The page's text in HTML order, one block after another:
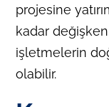
projesine
kadar
işletmelerin
olabilir.